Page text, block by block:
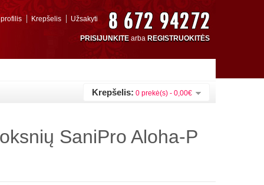
PRISIJUNKITE arba REGISTRUOKITĖS
Krepšelis Užsakyti
Krepšelis: 0 prekė(s) - 0,00€
SaniPro Aloha-P